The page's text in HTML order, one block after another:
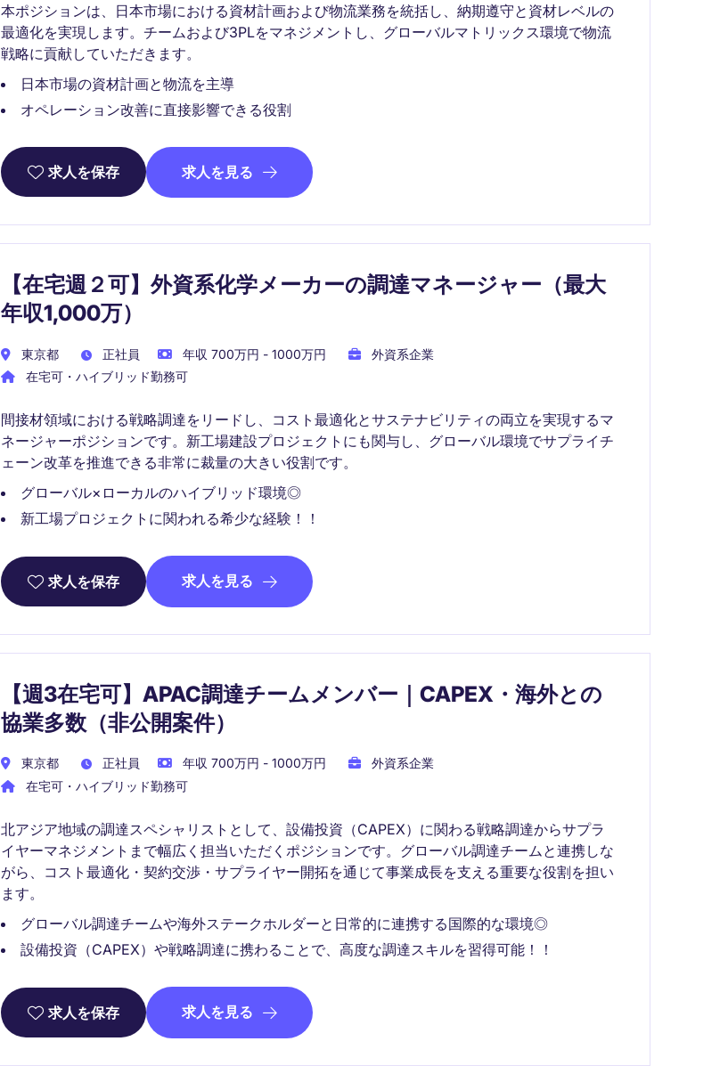
本ポジションは、日本市場における資材計画および物流業務を統括し、納期遵守と資材レベルの
最適化を実現します。チームおよび3PLをマネジメントし、グローバルマトリックス環境で物流
戦略に貢献していただきます。
日本市場の資材計画と物流を主導
オペレーション改善に直接影響できる役割
求人を保存 求人を見る
【在宅週２可】外資系化学メーカーの調達マネージャー（最大
年収1,000万）
東京都 正社員 年収 700万円 - 1000万円
外資系企業
在宅可・ハイブリッド勤務可
間接材領域における戦略調達をリードし、コスト最適化とサステナビリティの両立を実現するマ
ネージャーポジションです。新工場建設プロジェクトにも関与し、グローバル環境でサプライチ
ェーン改革を推進できる非常に裁量の大きい役割です。
グローバル×ローカルのハイブリッド環境◎
新工場プロジェクトに関われる希少な経験！！
求人を保存 求人を見る
【週3在宅可】APAC調達チームメンバー｜CAPEX・海外との
協業多数（非公開案件）
東京都 正社員 年収 700万円 - 1000万円
外資系企業
在宅可・ハイブリッド勤務可
北アジア地域の調達スペシャリストとして、設備投資（CAPEX）に関わる戦略調達からサプラ
イヤーマネジメントまで幅広く担当いただくポジションです。グローバル調達チームと連携しな
がら、コスト最適化・契約交渉・サプライヤー開拓を通じて事業成長を支える重要な役割を担い
ます。
グローバル調達チームや海外ステークホルダーと日常的に連携する国際的な環境◎
設備投資（CAPEX）や戦略調達に携わることで、高度な調達スキルを習得可能！！
求人を保存 求人を見る